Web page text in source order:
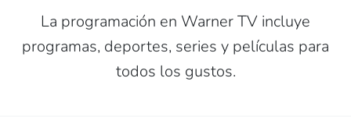
La programación en Warner TV incluye
programas, deportes, series y películas para
todos los gustos.